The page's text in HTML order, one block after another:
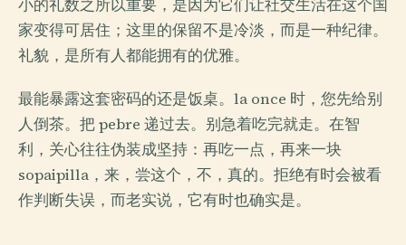
小的礼数之所以重要，是因为它们让社交生活在这个国
家变得可居住；这里的保留不是冷淡，而是一种纪律。
礼貌，是所有人都能拥有的优雅。
最能暴露这套密码的还是饭桌。la once 时，您先给别
人倒茶。把 pebre 递过去。别急着吃完就走。在智
利，关心往往伪装成坚持：再吃一点，再来一块
sopaipilla，来，尝这个，不，真的。拒绝有时会被看
作判断失误，而老实说，它有时也确实是。